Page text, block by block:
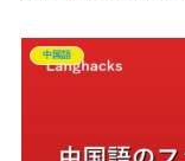
中国語